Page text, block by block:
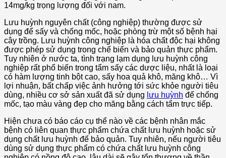
14mg/kg trọng lượng đối với nam.
Lưu huỳnh nguyên chất (công nghiệp) thường được sử
dụng để sấy và chống mốc, hoặc phòng trừ một số bệnh hại
cây trồng. Lưu huỳnh công nghiệp là hóa chất độc hại không
được phép sử dụng trong chế biến và bảo quản thực phẩm.
Tuy nhiên ở nước ta, tình trạng lạm dụng lưu huỳnh công
nghiệp rất phổ biến trong tẩm sấy các dược liệu, nhất là loại
có hàm lượng tinh bột cao, sấy hoa quả khô, măng khô… Vì
lợi nhuận, bất chấp việc ảnh hưởng tới sức khỏe người tiêu
dùng, nhiều cơ sở sản xuất đã sử dụng lưu huỳnh để chống
mốc, tạo màu vàng đẹp cho măng bằng cách tẩm trực tiếp.
Hiện chưa có báo cáo cụ thể nào về các bệnh nhân mắc
bệnh có liên quan thực phẩm chứa chất lưu huỳnh hoặc sử
dụng chất lưu huỳnh để bảo quản. Tuy nhiên, nếu người tiêu
dùng sử dụng thực phẩm có chứa chất lưu huỳnh công